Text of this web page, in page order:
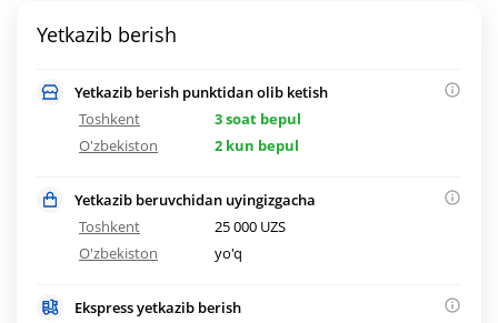
Yetkazib berish
Yetkazib berish punktidan olib ketish
Toshkent
3 soat bepul
O'zbekiston
2 kun bepul
Yetkazib beruvchidan uyingizgacha
Toshkent
25 000 UZS
O'zbekiston
yo'q
Ekspress yetkazib berish